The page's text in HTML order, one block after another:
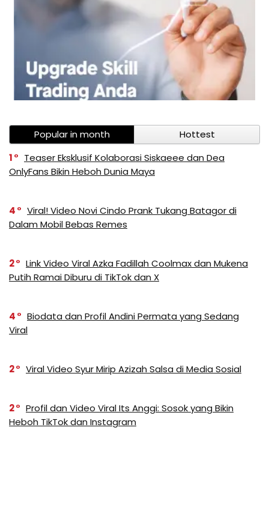
Popular in month
Hottest
1
Teaser Eksklusif Kolaborasi Siskaeee dan Dea
OnlyFans Bikin Heboh Dunia Maya
4
Viral! Video Novi Cindo Prank Tukang Batagor di
Dalam Mobil Bebas Remes
2
Link Video Viral Azka Fadillah Coolmax dan Mukena
Putih Ramai Diburu di TikTok dan X
4
Biodata dan Profil Andini Permata yang Sedang
Viral
2 Viral Video Syur Mirip Azizah Salsa di Media Sosial
2
Profil dan Video Viral Its Anggi: Sosok yang Bikin
Heboh TikTok dan Instagram